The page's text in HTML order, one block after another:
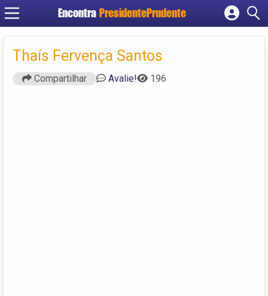
Encontra PresidentePrudente
Cadastrar empresa
Criar conta
Thaís Fervença Santos
Compartilhar Avalie! 196